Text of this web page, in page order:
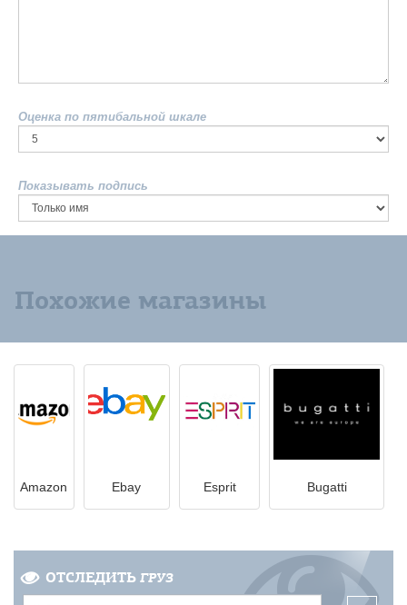
Оценка по пятибальной шкале
Показывать подпись
Похожие магазины
Amazon Ebay Esprit Bugatti
ОТСЛЕДИТЬ ГРУЗ